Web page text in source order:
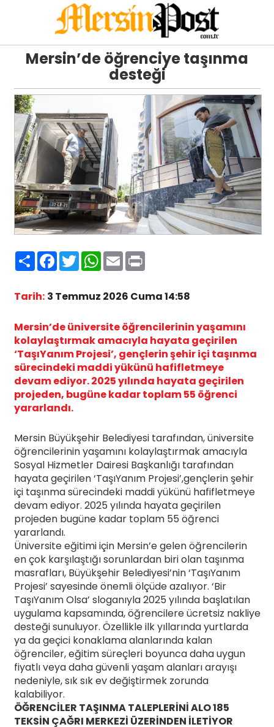
Mersin’de öğrenciye taşınma
desteği
PaylaşFacebook
TwitterWhatsApp
EmailPrint
Tarih: 3 Temmuz 2026 Cuma 14:58
Mersin’de üniversite öğrencilerinin yaşamını
kolaylaştırmak amacıyla hayata geçirilen
‘TaşıYanım Projesi’, gençlerin şehir içi taşınma
sürecindeki maddi yükünü hafifletmeye
devam ediyor. 2025 yılında hayata geçirilen
projeden, bugüne kadar toplam 55 öğrenci
yararlandı.
Mersin Büyükşehir Belediyesi tarafından, üniversite
öğrencilerinin yaşamını kolaylaştırmak amacıyla
Sosyal Hizmetler Dairesi Başkanlığı tarafından
hayata geçirilen ‘TaşıYanım Projesi’,gençlerin şehir
içi taşınma sürecindeki maddi yükünü hafifletmeye
devam ediyor. 2025 yılında hayata geçirilen
projeden bugüne kadar toplam 55 öğrenci
yararlandı.
Üniversite eğitimi için Mersin’e gelen öğrencilerin
en çok karşılaştığı sorunlardan biri olan taşınma
masrafları, Büyükşehir Belediyesi’nin ‘TaşıYanım
Projesi’ sayesinde önemli ölçüde azalıyor. ‘Bir
TaşıYanım Olsa’ sloganıyla 2025 yılında başlatılan
uygulama kapsamında, öğrencilere ücretsiz nakliye
desteği sunuluyor. Özellikle ilk yıllarında yurtlarda
ya da geçici konaklama alanlarında kalan
öğrenciler, eğitim süreçleri boyunca daha uygun
fiyatlı veya daha güvenli yaşam alanları arayışı
nedeniyle, sık sık ev değiştirmek zorunda
kalabiliyor.
ÖĞRENCİLER TAŞINMA TALEPLERİNİ ALO 185
TEKSİN ÇAĞRI MERKEZİ ÜZERİNDEN İLETİYOR